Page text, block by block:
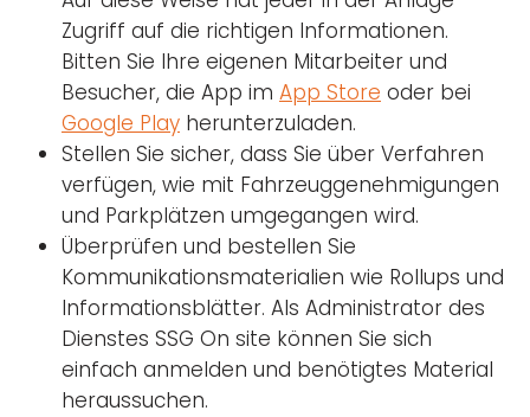
Zugriff auf die richtigen Informationen.
Bitten Sie Ihre eigenen Mitarbeiter und
Besucher, die App im App Store oder bei
Google Play herunterzuladen.
Stellen Sie sicher, dass Sie über Verfahren
verfügen, wie mit Fahrzeuggenehmigungen
und Parkplätzen umgegangen wird.
Überprüfen und bestellen Sie
Kommunikationsmaterialien wie Rollups und
Informationsblätter. Als Administrator des
Dienstes SSG On site können Sie sich
einfach anmelden und benötigtes Material
heraussuchen.